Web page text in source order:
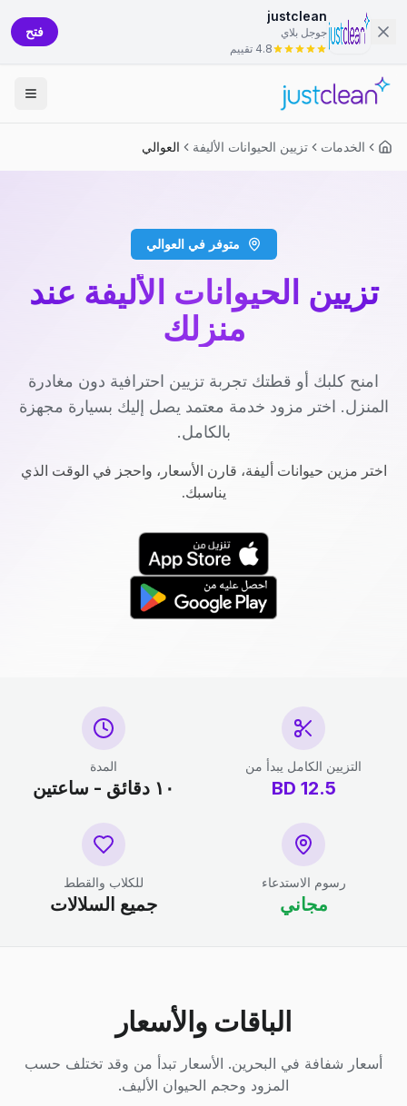
justclean
جوجل بلاي
4.8 تقييم
فتح
الخدمات تزيين الحيوانات الأليفة العوالي
متوفر في العوالي
تزيين الحيوانات الأليفة عند
منزلك
امنح كلبك أو قطتك تجربة تزيين احترافية دون مغادرة
المنزل. اختر مزود خدمة معتمد يصل إليك بسيارة مجهزة
بالكامل.
اختر مزين حيوانات أليفة، قارن الأسعار، واحجز في الوقت الذي
يناسبك.
التزيين الكامل يبدأ من
12.5
BD
المدة
١٠ دقائق - ساعتين
رسوم الاستدعاء
مجاني
للكلاب والقطط
جميع السلالات
الباقات والأسعار
أسعار شفافة في البحرين. الأسعار تبدأ من وقد تختلف حسب
المزود وحجم الحيوان الأليف.